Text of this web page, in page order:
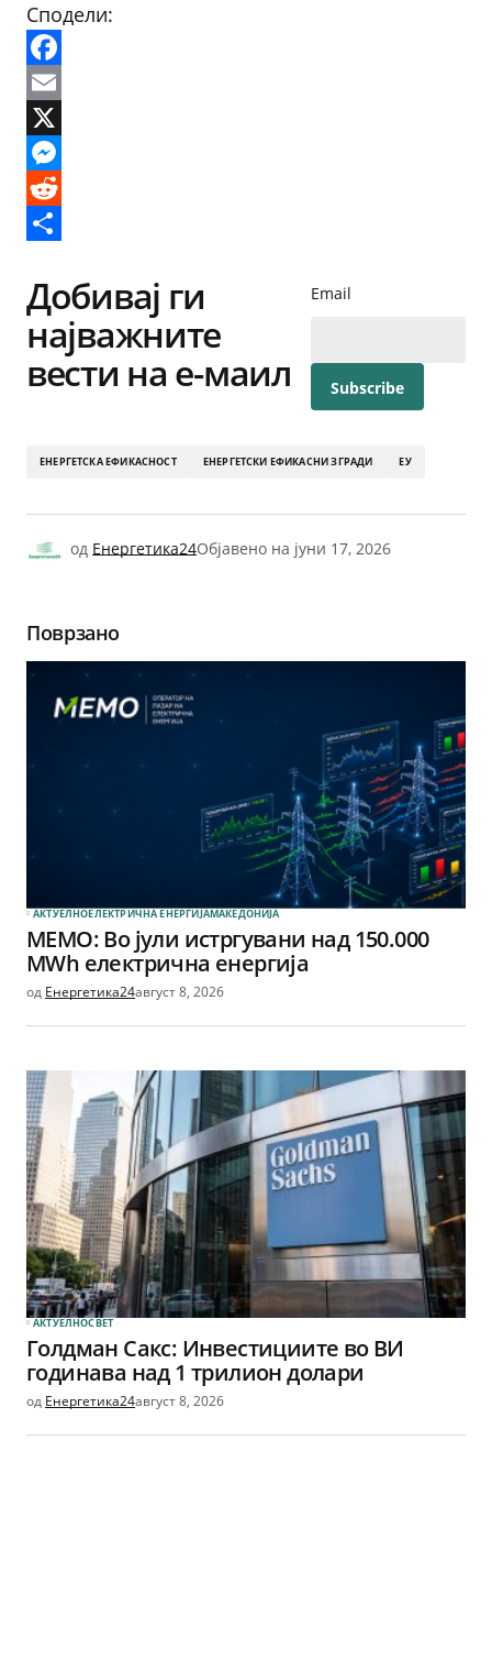
Сподели:
Facebook
Email
X
Messenger
Reddit
Добивај ги
најважните
вести на е-маил
Email
ЕНЕРГЕТСКА ЕФИКАСНОСТ ЕНЕРГЕТСКИ ЕФИКАСНИ ЗГРАДИ ЕУ
од Енергетика24Објавено на јуни 17, 2026
Поврзано
АКТУЕЛНОЕЛЕКТРИЧНА ЕНЕРГИЈАМАКЕДОНИЈА
МЕМО: Во јули истргувани над 150.000
MWh електрична енергија
од Енергетика24август 8, 2026
АКТУЕЛНОСВЕТ
Голдман Сакс: Инвестициите во ВИ
годинава над 1 трилион долари
од Енергетика24август 8, 2026